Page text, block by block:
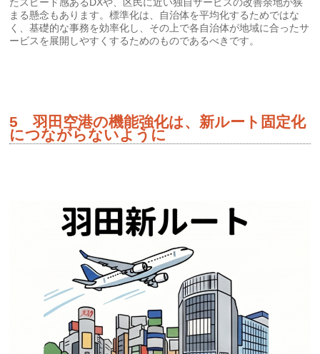
まる懸念もあります。標準化は、自治体を平均化するためではな
く、基礎的な事務を効率化し、その上で各自治体が地域に合ったサ
ービスを展開しやすくするためのものであるべきです。
5 羽田空港の機能強化は、新ルート固定化
につながらないように